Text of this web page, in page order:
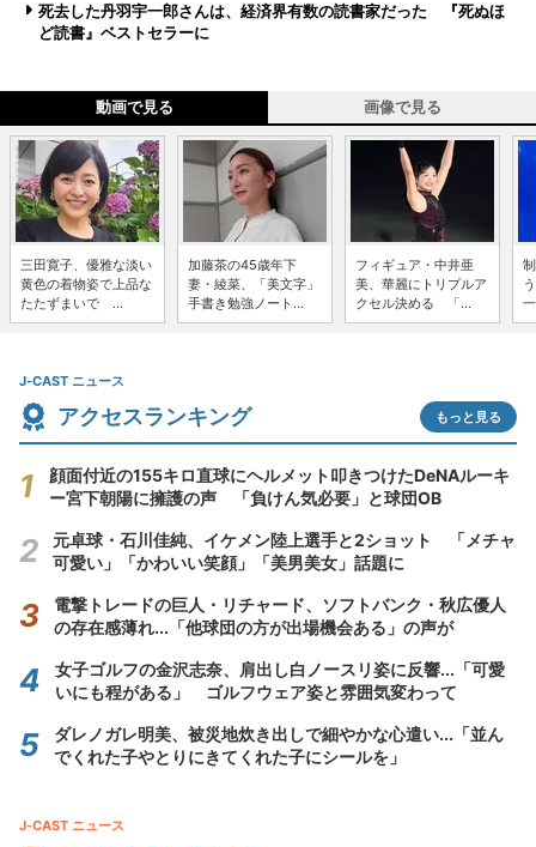
死去した丹羽宇一郎さんは、経済界有数の読書家だった 『死ぬほ
ど読書』ベストセラーに
動画で見る 画像で見る
三田寛子、優雅な淡い
黄色の着物姿で上品な
たたずまいで ...
加藤茶の45歳年下
妻・綾菜、「美文字」
手書き勉強ノート...
フィギュア・中井亜
美、華麗にトリプルア
クセル決める 「...
J-CAST ニュース
アクセスランキング もっと見る
顔面付近の155キロ直球にヘルメット叩きつけたDeNAルーキ
ー宮下朝陽に擁護の声 「負けん気必要」と球団OB
元卓球・石川佳純、イケメン陸上選手と2ショット 「メチャ
可愛い」「かわいい笑顔」「美男美女」話題に
電撃トレードの巨人・リチャード、ソフトバンク・秋広優人
の存在感薄れ...「他球団の方が出場機会ある」の声が
女子ゴルフの金沢志奈、肩出し白ノースリ姿に反響...「可愛
いにも程がある」 ゴルフウェア姿と雰囲気変わって
ダレノガレ明美、被災地炊き出しで細やかな心遣い...「並ん
でくれた子やとりにきてくれた子にシールを」
J-CAST ニュース